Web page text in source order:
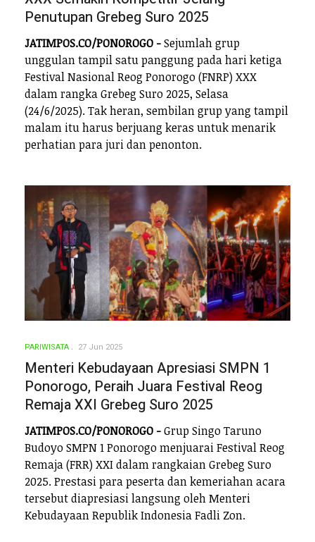
Penutupan Grebeg Suro 2025
JATIMPOS.CO/PONOROGO -Sejumlah grup
unggulan tampil satu panggung pada hari ketiga
Festival Nasional Reog Ponorogo (FNRP) XXX
dalam rangka Grebeg Suro 2025, Selasa
(24/6/2025). Tak heran, sembilan grup yang tampil
malam itu harus berjuang keras untuk menarik
perhatian para juri dan penonton.
PARIWISATA 27 Jun 2025
Menteri Kebudayaan Apresiasi SMPN 1
Ponorogo, Peraih Juara Festival Reog
Remaja XXI Grebeg Suro 2025
JATIMPOS.CO/PONOROGO -Grup Singo Taruno
Budoyo SMPN 1 Ponorogo menjuarai Festival Reog
Remaja (FRR) XXI dalam rangkaian Grebeg Suro
2025. Prestasi para peserta dan kemeriahan acara
tersebut diapresiasi langsung oleh Menteri
Kebudayaan Republik Indonesia Fadli Zon.